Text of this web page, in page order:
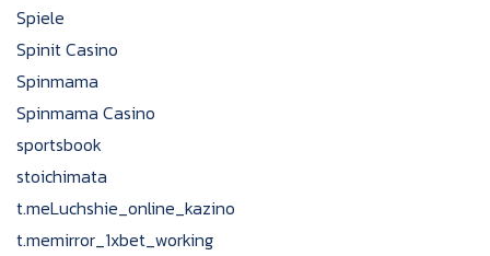
Spiele
Spinit Casino
Spinmama
Spinmama Casino
sportsbook
stoichimata
t.meLuchshie_online_kazino
t.memirror_1xbet_working